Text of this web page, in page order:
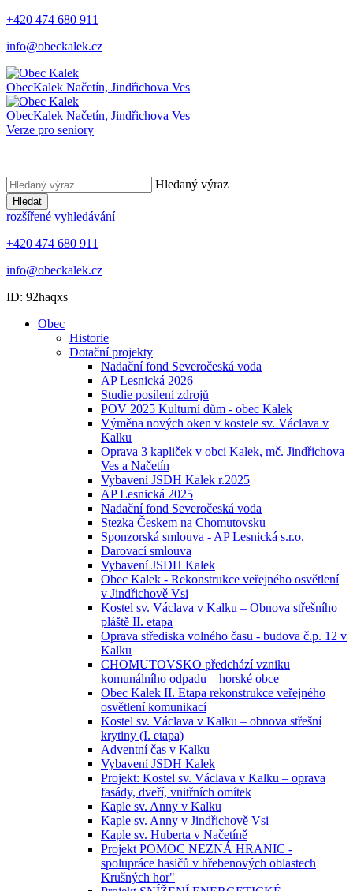
+420 474 680 911
info@obeckalek.cz
ObecKalek Načetín, Jindřichova Ves
ObecKalek Načetín, Jindřichova Ves
Verze pro seniory
Hledaný výraz
Hledat
rozšířené vyhledávání
+420 474 680 911
info@obeckalek.cz
ID: 92haqxs
Obec
Historie
Dotační projekty
Nadační fond Severočeská voda
AP Lesnická 2026
Studie posílení zdrojů
POV 2025 Kulturní dům - obec Kalek
Výměna nových oken v kostele sv. Václava v
Kalku
Oprava 3 kapliček v obci Kalek, mč. Jindřichova
Ves a Načetín
Vybavení JSDH Kalek r.2025
AP Lesnická 2025
Nadační fond Severočeská voda
Stezka Českem na Chomutovsku
Sponzorská smlouva - AP Lesnická s.r.o.
Darovací smlouva
Vybavení JSDH Kalek
Obec Kalek - Rekonstrukce veřejného osvětlení
v Jindřichově Vsi
Kostel sv. Václava v Kalku – Obnova střešního
pláště II. etapa
Oprava střediska volného času - budova č.p. 12 v
Kalku
CHOMUTOVSKO předchází vzniku
komunálního odpadu – horské obce
Obec Kalek II. Etapa rekonstrukce veřejného
osvětlení komunikací
Kostel sv. Václava v Kalku – obnova střešní
krytiny (I. etapa)
Adventní čas v Kalku
Vybavení JSDH Kalek
Projekt: Kostel sv. Václava v Kalku – oprava
fasády, dveří, vnitřních omítek
Kaple sv. Anny v Kalku
Kaple sv. Anny v Jindřichově Vsi
Kaple sv. Huberta v Načetíně
Projekt POMOC NEZNÁ HRANIC -
spolupráce hasičů v hřebenových oblastech
Krušných hor"